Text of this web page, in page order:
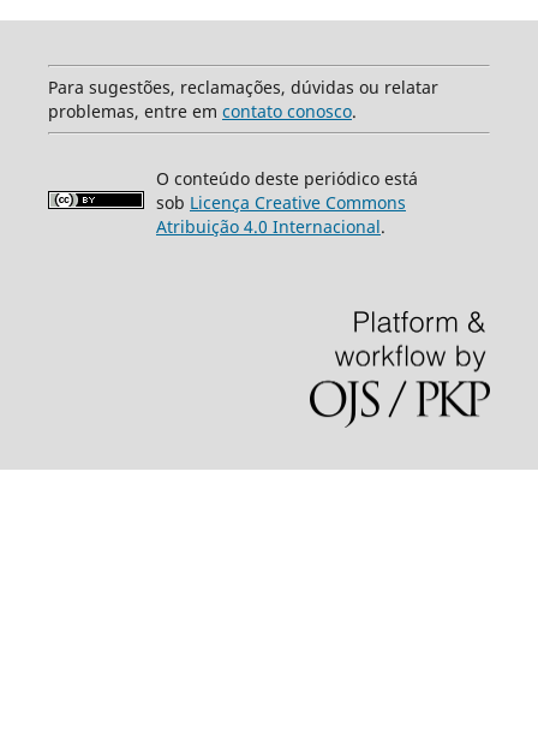
Para sugestões, reclamações, dúvidas ou relatar
problemas, entre em contato conosco.
O conteúdo deste periódico está
sob Licença Creative Commons
Atribuição 4.0 Internacional.